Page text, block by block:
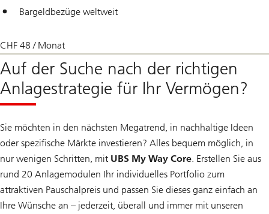
Bargeldbezüge weltweit
CHF 48 / Monat
Auf der Suche nach der richtigen
Anlagestrategie für Ihr Vermögen?
Sie möchten in den nächsten Megatrend, in nachhaltige Ideen
oder spezifische Märkte investieren? Alles bequem möglich, in
nur wenigen Schritten, mit UBS My Way Core. Erstellen Sie aus
rund 20 Anlagemodulen Ihr individuelles Portfolio zum
attraktiven Pauschalpreis und passen Sie dieses ganz einfach an
Ihre Wünsche an – jederzeit, überall und immer mit unseren